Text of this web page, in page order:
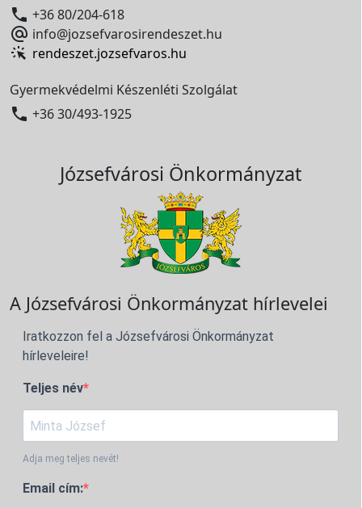
 +36 80/204-618
 info@jozsefvarosirendeszet.hu
rendeszet.jozsefvaros.hu
Gyermekvédelmi Készenléti Szolgálat
 +36 30/493-1925
Józsefvárosi Önkormányzat
A Józsefvárosi Önkormányzat hírlevelei
Iratkozzon fel a Józsefvárosi Önkormányzat
hírleveleire!
Teljes név
Adja meg teljes nevét!
Email cím: